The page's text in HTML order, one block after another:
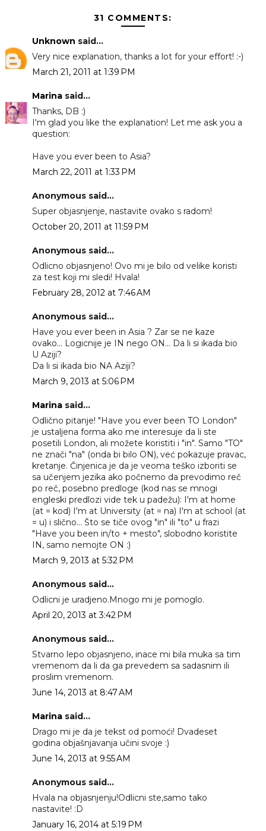
31 COMMENTS:
Unknown said...
Very nice explanation, thanks a lot for your effort! :-)
March 21, 2011 at 1:39 PM
Marinasaid...
Thanks, DB :)
I'm glad you like the explanation! Let me ask you a
question:
Have you ever been to Asia?
March 22, 2011 at 1:33 PM
Anonymous said...
Super objasnjenje, nastavite ovako s radom!
October 20, 2011 at 11:59 PM
Anonymous said...
Odlicno objasnjeno! Ovo mi je bilo od velike koristi
za test koji mi sledi! Hvala!
February 28, 2012 at 7:46 AM
Anonymous said...
Have you ever been in Asia ? Zar se ne kaze
ovako... Logicnije je IN nego ON... Da li si ikada bio
U Aziji?
Da li si ikada bio NA Aziji?
March 9, 2013 at 5:06 PM
Marinasaid...
Odlično pitanje! "Have you ever been TO London"
je ustaljena forma ako me interesuje da li ste
posetili London, ali možete koristiti i "in". Samo "TO"
ne znači "na" (onda bi bilo ON), već pokazuje pravac,
kretanje. Činjenica je da je veoma teško izboriti se
sa učenjem jezika ako počnemo da prevodimo reč
po reč, posebno predloge (kod nas se mnogi
engleski predlozi vide tek u padežu): I'm at home
(at = kod) I'm at University (at = na) I'm at school (at
= u) i slično... Što se tiče ovog "in" ili "to" u frazi
"Have you been in/to + mesto", slobodno koristite
IN, samo nemojte ON :)
March 9, 2013 at 5:32 PM
Anonymous said...
Odlicni je uradjeno.Mnogo mi je pomoglo.
April 20, 2013 at 3:42 PM
Anonymous said...
Stvarno lepo objasnjeno, inace mi bila muka sa tim
vremenom da li da ga prevedem sa sadasnim ili
proslim vremenom.
June 14, 2013 at 8:47 AM
Marinasaid...
Drago mi je da je tekst od pomoći! Dvadeset
godina objašnjavanja učini svoje :)
June 14, 2013 at 9:55 AM
Anonymous said...
Hvala na objasnjenju!Odlicni ste,samo tako
nastavite! :D
January 16, 2014 at 5:19 PM